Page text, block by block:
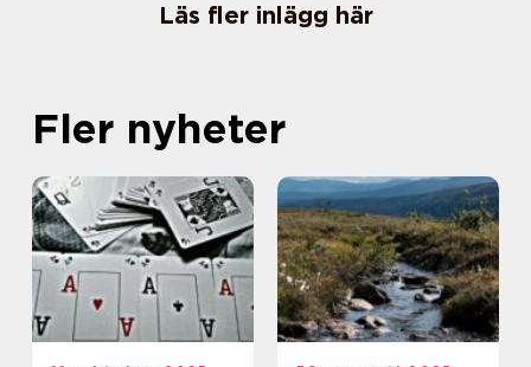
Läs fler inlägg här
Fler nyheter